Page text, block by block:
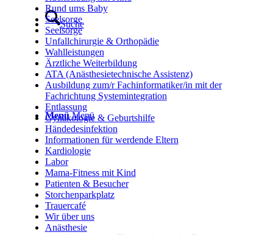
Suche
Menü Menü
Rund ums Baby
Seelsorge
Seelsorge
Unfallchirurgie & Orthopädie
Wahlleistungen
Ärztliche Weiterbildung
ATA (Anästhesietechnische Assistenz)
Ausbildung zum/r Fachinformatiker/in mit der
Fachrichtung Systemintegration
Entlassung
Gynäkologie & Geburtshilfe
Händedesinfektion
Informationen für werdende Eltern
Kardiologie
Labor
Mama-Fitness mit Kind
Patienten & Besucher
Storchenparkplatz
Trauercafé
Wir über uns
Anästhesie